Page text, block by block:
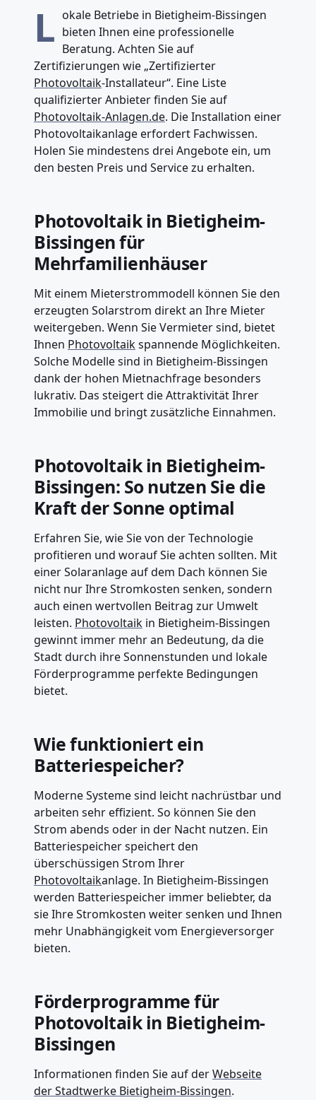
L okale Betriebe in Bietigheim-Bissingen
bieten Ihnen eine professionelle
Beratung. Achten Sie auf
Zertifizierungen wie „Zertifizierter
Photovoltaik-Installateur“. Eine Liste
qualifizierter Anbieter finden Sie auf
Photovoltaik-Anlagen.de. Die Installation einer
Photovoltaikanlage erfordert Fachwissen.
Holen Sie mindestens drei Angebote ein, um
den besten Preis und Service zu erhalten.
Photovoltaik in Bietigheim-
Bissingen für
Mehrfamilienhäuser
Mit einem Mieterstrommodell können Sie den
erzeugten Solarstrom direkt an Ihre Mieter
weitergeben. Wenn Sie Vermieter sind, bietet
Ihnen Photovoltaikspannende Möglichkeiten.
Solche Modelle sind in Bietigheim-Bissingen
dank der hohen Mietnachfrage besonders
lukrativ. Das steigert die Attraktivität Ihrer
Immobilie und bringt zusätzliche Einnahmen.
Photovoltaik in Bietigheim-
Bissingen: So nutzen Sie die
Kraft der Sonne optimal
Erfahren Sie, wie Sie von der Technologie
profitieren und worauf Sie achten sollten. Mit
einer Solaranlage auf dem Dach können Sie
nicht nur Ihre Stromkosten senken, sondern
auch einen wertvollen Beitrag zur Umwelt
leisten. Photovoltaik in Bietigheim-Bissingen
gewinnt immer mehr an Bedeutung, da die
Stadt durch ihre Sonnenstunden und lokale
Förderprogramme perfekte Bedingungen
bietet.
Wie funktioniert ein
Batteriespeicher?
Moderne Systeme sind leicht nachrüstbar und
arbeiten sehr effizient. So können Sie den
Strom abends oder in der Nacht nutzen. Ein
Batteriespeicher speichert den
überschüssigen Strom Ihrer
Photovoltaikanlage. In Bietigheim-Bissingen
werden Batteriespeicher immer beliebter, da
sie Ihre Stromkosten weiter senken und Ihnen
mehr Unabhängigkeit vom Energieversorger
bieten.
Förderprogramme für
Photovoltaik in Bietigheim-
Bissingen
Informationen finden Sie auf derWebseite
der Stadtwerke Bietigheim-Bissingen.